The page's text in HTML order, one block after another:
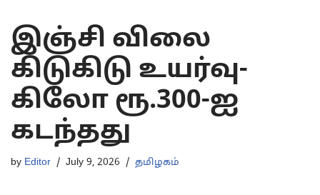
இஞ்சி விலை
கிடுகிடு உயர்வு-
கிலோ ரூ.300-ஐ
கடந்தது
by Editor July 9, 2026 தமிழகம்